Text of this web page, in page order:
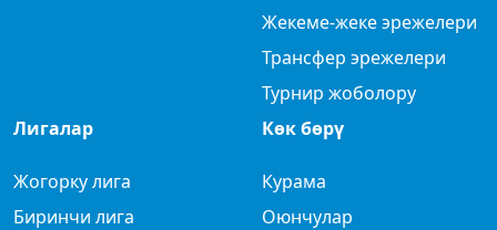
Жекеме-жеке эрежелери
Трансфер эрежелери
Турнир жоболору
Лигалар
Жогорку лига
Биринчи лига
Көк бөрү
Курама
Оюнчулар